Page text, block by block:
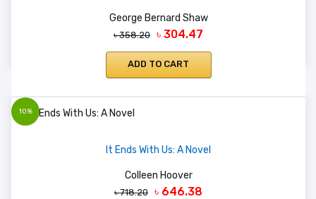
George Bernard Shaw
৳ 358.20 ৳ 304.47
ADD TO CART
10%
It Ends With Us: A Novel
Colleen Hoover
৳ 718.20 ৳ 646.38